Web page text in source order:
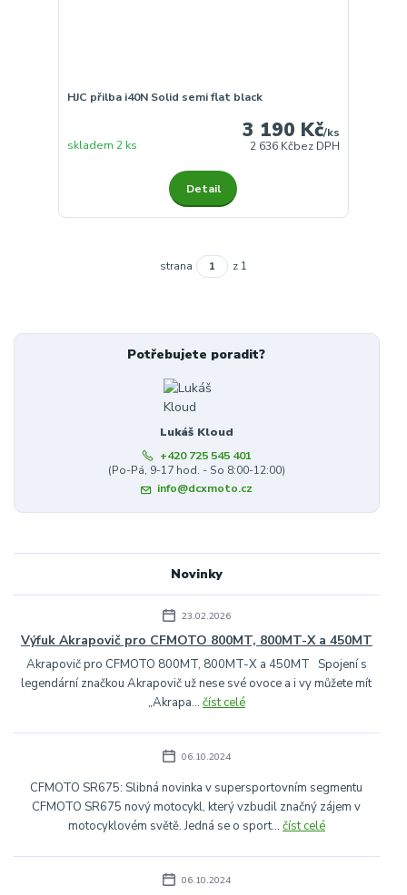
HJC přilba i40N Solid semi flat black
3 190 Kč/ks
2 636 Kčbez DPH
skladem 2 ks
Detail
strana z 1
Potřebujete poradit?
Lukáš Kloud
+420 725 545 401
(Po-Pá, 9-17 hod. - So 8:00-12:00)
info@dcxmoto.cz
Novinky
23.02.2026
Výfuk Akrapovič pro CFMOTO 800MT, 800MT-X a 450MT
Akrapovič pro CFMOTO 800MT, 800MT-X a 450MT Spojení s
legendární značkou Akrapovič už nese své ovoce a i vy můžete mít
„Akrapa... číst celé
06.10.2024
CFMOTO SR675: Slibná novinka v supersportovním segmentu
CFMOTO SR675 nový motocykl, který vzbudil značný zájem v
motocyklovém světě. Jedná se o sport... číst celé
06.10.2024